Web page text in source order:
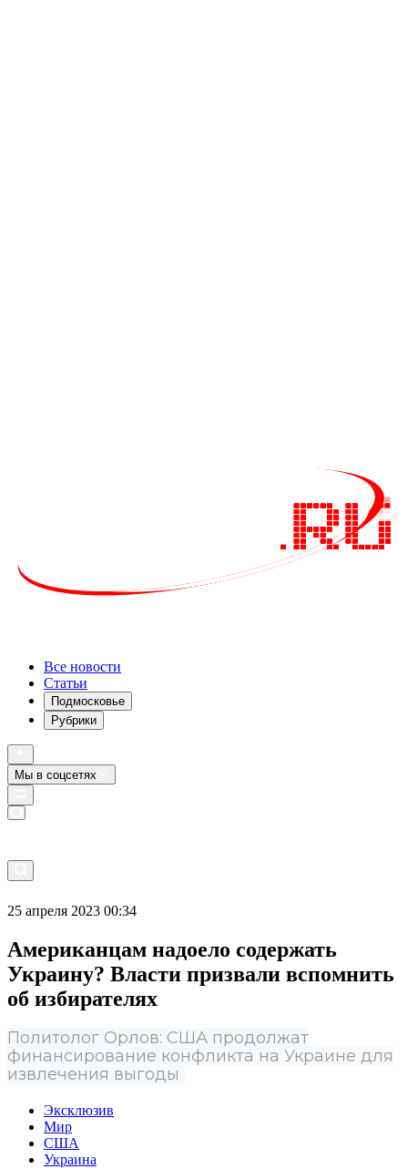
Все новости
Статьи
Подмосковье
Рубрики
Мы в соцсетях
25 апреля 2023 00:34
Американцам надоело содержать
Украину? Власти призвали вспомнить
об избирателях
Политолог Орлов: США продолжат
финансирование конфликта на Украине для
извлечения выгоды
Эксклюзив
Мир
США
Украина